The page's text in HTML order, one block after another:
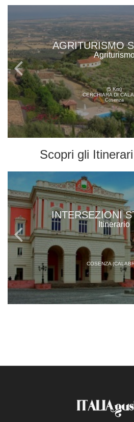
AGRITURISMO
(5 Km)
CERCHIARA DI
Cosenza
Scopri gli
INTERSEZIONI
Itinerario
COSENZA